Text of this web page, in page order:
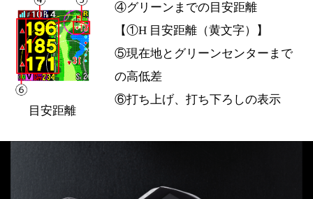
目安距離
④グリーンまでの目安距離
【①H 目安距離（黄文字）】
⑤現在地とグリーンセンターまで
の高低差
⑥打ち上げ、打ち下ろしの表示